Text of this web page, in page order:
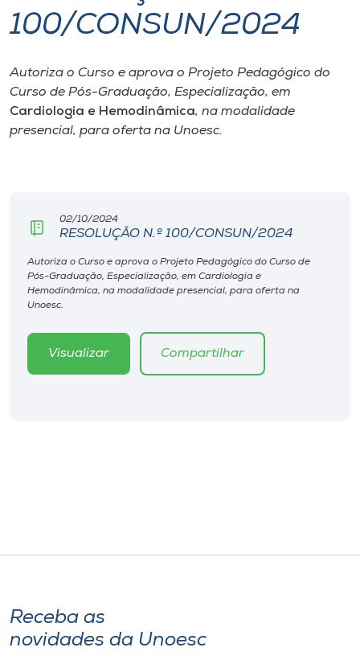
I.nova
Diplomados
Cultura
Biblioteca
Editora
Museu
A-
100/CONSUN/2024
Autoriza o Curso e aprova o Projeto Pedagógico do
Curso de Pós-Graduação, Especialização, em
Cardiologia e Hemodinâmica, na modalidade
presencial, para oferta na Unoesc.
02/10/2024
RESOLUÇÃO N.º 100/CONSUN/2024
Autoriza o Curso e aprova o Projeto Pedagógico do Curso de
Pós-Graduação, Especialização, em Cardiologia e
Hemodinâmica, na modalidade presencial, para oferta na
Unoesc.
Visualizar Compartilhar
Receba as
novidades da Unoesc